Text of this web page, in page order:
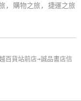
, 購物之旅, 捷運之旅
百貨站前店→誠品書店信